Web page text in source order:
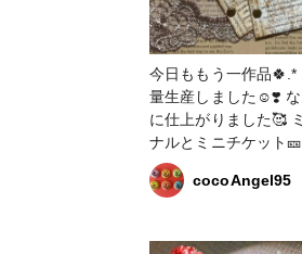
今日ももう一作品🍀.* 昨日の続きで大
量生産しました☺️❣️
に仕上がりました🥰 ミニミニジャー
ナルとミニチケット🎫で
た商品は同じものが
の物を 選びました😊🙌 #その他 #紙
cocoAngel95